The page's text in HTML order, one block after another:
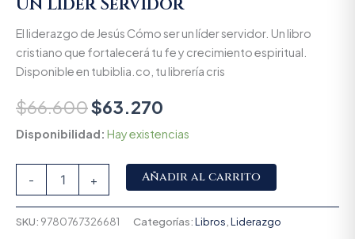
El liderazgo de Jesús Cómo ser un líder servidor. Un libro
cristiano que fortalecerá tu fe y crecimiento espiritual.
Disponible en tubiblia.co, tu librería cris
$66.600$63.270
Disponibilidad: Hay existencias
- + Añadir al carrito
SKU: 9780767326681 Categorías:Libros Liderazgo